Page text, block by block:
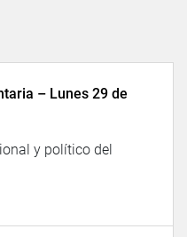
– Lunes 29 de
y político del